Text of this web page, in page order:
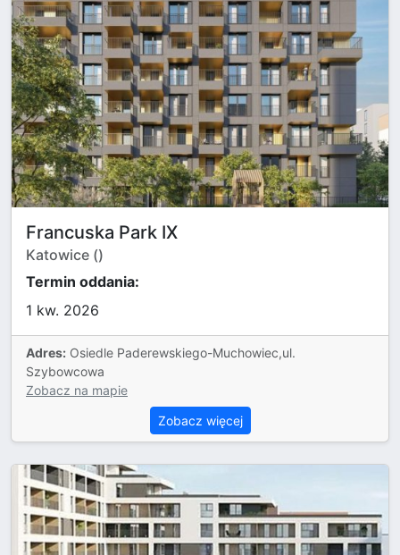
Francuska Park IX
Katowice ()
Termin oddania:
1 kw. 2026
Adres: Osiedle Paderewskiego-Muchowiec,ul.
Szybowcowa
Zobacz na mapie
Zobacz więcej